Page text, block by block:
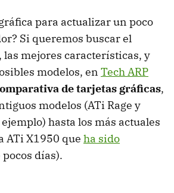
para actualizar un poco
Si queremos buscar el
mejores características, y
modelos, en Tech ARP
de tarjetas gráficas,
modelos (ATi Rage y
hasta los más actuales
ATi X1950 que ha sido
pocos días).